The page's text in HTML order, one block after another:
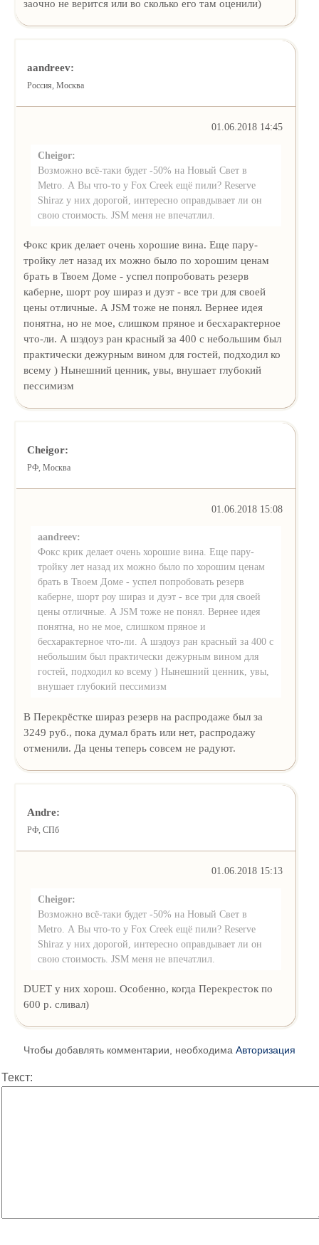
заочно не верится или во сколько его там оценили)
aandreev:
Россия, Москва
01.06.2018 14:45
Cheigor:
Возможно всё-таки будет -50% на Новый Свет в
Metro. А Вы что-то у Fox Creek ещё пили? Reserve
Shiraz у них дорогой, интересно оправдывает ли он
свою стоимость. JSM меня не впечатлил.
Фокс крик делает очень хорошие вина. Еще пару-
тройку лет назад их можно было по хорошим ценам
брать в Твоем Доме - успел попробовать резерв
каберне, шорт роу шираз и дуэт - все три для своей
цены отличные. А JSM тоже не понял. Вернее идея
понятна, но не мое, слишком пряное и бесхарактерное
что-ли. А шэдоуз ран красный за 400 с небольшим был
практически дежурным вином для гостей, подходил ко
всему ) Нынешний ценник, увы, внушает глубокий
пессимизм
Cheigor:
РФ, Москва
01.06.2018 15:08
aandreev:
Фокс крик делает очень хорошие вина. Еще пару-
тройку лет назад их можно было по хорошим ценам
брать в Твоем Доме - успел попробовать резерв
каберне, шорт роу шираз и дуэт - все три для своей
цены отличные. А JSM тоже не понял. Вернее идея
понятна, но не мое, слишком пряное и
бесхарактерное что-ли. А шэдоуз ран красный за 400 с
небольшим был практически дежурным вином для
гостей, подходил ко всему ) Нынешний ценник, увы,
внушает глубокий пессимизм
В Перекрёстке шираз резерв на распродаже был за
3249 руб., пока думал брать или нет, распродажу
отменили. Да цены теперь совсем не радуют.
Andre:
РФ, СПб
01.06.2018 15:13
Cheigor:
Возможно всё-таки будет -50% на Новый Свет в
Metro. А Вы что-то у Fox Creek ещё пили? Reserve
Shiraz у них дорогой, интересно оправдывает ли он
свою стоимость. JSM меня не впечатлил.
DUET у них хорош. Особенно, когда Перекресток по
600 р. сливал)
Чтобы добавлять комментарии, необходима Авторизация
Текст: